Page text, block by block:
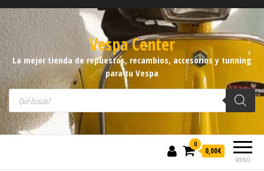
Vespa Center
La mejor tienda de repuestos, recambios, accesorios y tunning
para tu Vespa
Búsqueda de productos
MENÚ
0
0,00€